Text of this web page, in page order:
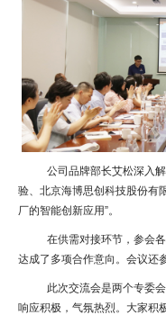
公司品牌部长艾松深入
验、北京海博思创科技股份有
厂的智能创新应用”。
在供需对接环节，参会
达成了多项合作意向。会议还
此次交流会是两个专委
响应积极，气氛热烈。大家积